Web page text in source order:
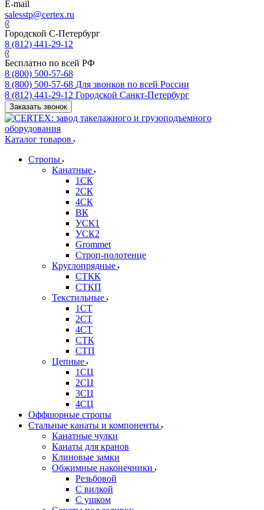
E-mail
salesstp@certex.ru
Городской С-Петербург
8 (812) 441-29-12
Бесплатно по всей РФ
8 (800) 500-57-68
8 (800) 500-57-68 Для звонков по всей России
8 (812) 441-29-12 Городской Санкт-Петербург
Заказать звонок
Каталог товаров
Стропы
Канатные
1СК
2СК
4СК
ВК
УСК1
УСК2
Grommet
Строп-полотенце
Круглопрядные
СТКК
СТКП
Текстильные
1СТ
2СТ
4СТ
СТК
СТП
Цепные
1СЦ
2СЦ
3СЦ
4СЦ
Оффшорные стропы
Стальные канаты и компоненты
Канатные чулки
Канаты для кранов
Клиновые замки
Обжимные наконечники
Резьбовой
С вилкой
С ушком